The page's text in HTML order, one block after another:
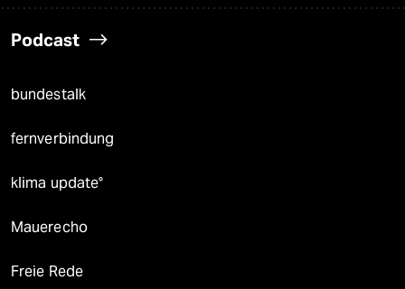
Podcast
bundestalk
fernverbindung
klima update°
Mauerecho
Freie Rede